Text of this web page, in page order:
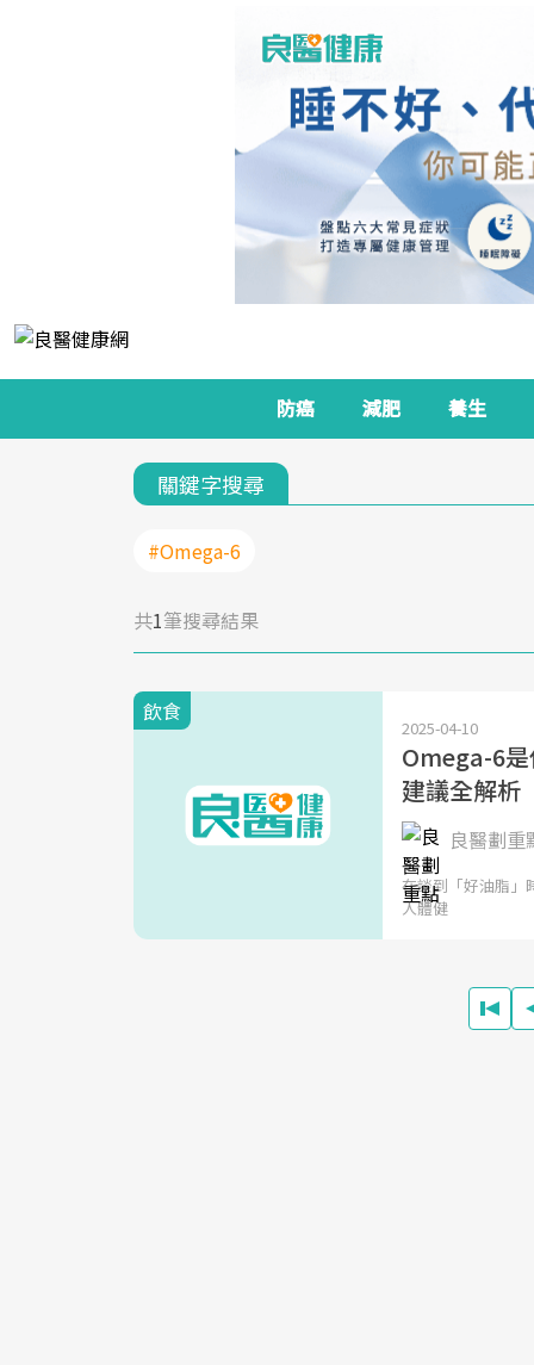
防癌 減肥 養生
關鍵字搜尋
#Omega-6
共1筆搜尋結果
飲食
2025-04-10
Omega-6
建議全解析
良醫劃重
在談到「好油脂」
人體健